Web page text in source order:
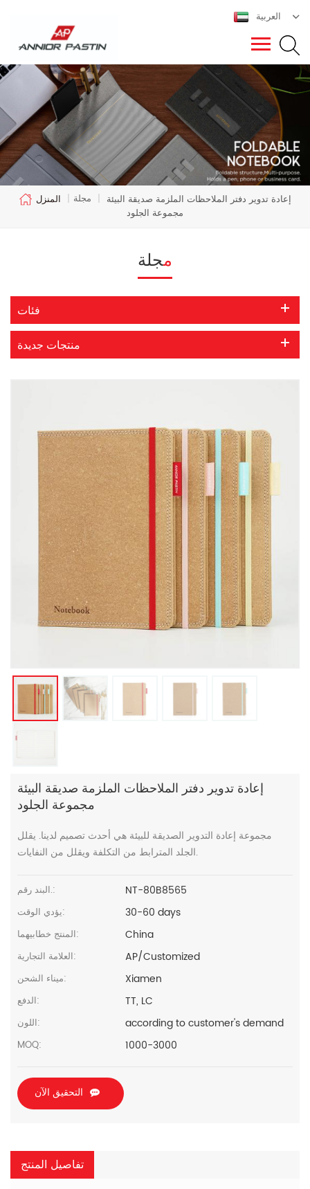
العربية
المنزل | مجلة |
مجموعة الجلود
مجلة
فئات
منتجات جديدة
إعادة تدوير دفتر الملاحظات الملزمة صديقة البيئة
مجموعة الجلود
مجموعة إعادة التدوير الصديقة للبيئة هي أحدث تصميم لدينا. يقلل
الجلد المترابط من التكلفة ويقلل من النفايات.
البند رقم.: NT-80B8565
يؤدي الوقت: 30-60 days
المنتج خطابيهما: China
العلامة التجارية: AP/Customized
ميناء الشحن: Xiamen
الدفع: TT, LC
اللون: according to customer's demand
MOQ: 1000-3000
التحقيق الآن
تفاصيل المنتج